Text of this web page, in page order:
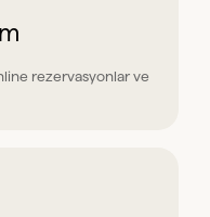
rezervasyonlar ve